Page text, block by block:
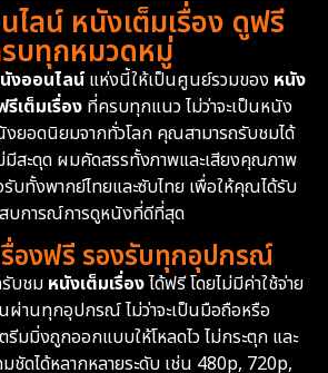
ไลน์ หนังเต็มเรื่อง ดูฟรี
บทุกหมวดหมู่
งออนไลน์แห่งนี้ให้เป็นศูนย์รวมของ หนัง
เต็มเรื่อง ที่ครบทุกแนว ไม่ว่าจะเป็นหนัง
งยอดนิยมจากทั่วโลก คุณสามารถรับชมได้
มีสะดุด ผมคัดสรรทั้งภาพและเสียงคุณภาพ
บทั้งพากย์ไทยและซับไทย เพื่อให้คุณได้รับ
บการณ์การดูหนังที่ดีที่สุด
องฟรี รองรับทุกอุปกรณ์
บชม หนังเต็มเรื่องได้ฟรี โดยไม่มีค่าใช้จ่าย
ผ่านทุกอุปกรณ์ ไม่ว่าจะเป็นมือถือหรือ
มมิ่งถูกออกแบบให้โหลดไว ไม่กระตุก และ
ชัดได้หลากหลายระดับ เช่น 480p, 720p,